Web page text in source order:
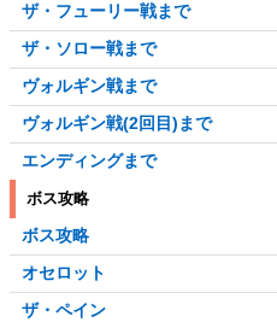
ザ・フューリー戦まで
ザ・ソロー戦まで
ヴォルギン戦まで
ヴォルギン戦(2回目)まで
エンディングまで
ボス攻略
ボス攻略
オセロット
ザ・ペイン